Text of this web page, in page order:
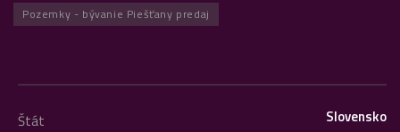
Pozemky - bývanie Piešťany predaj
Štát
Slovensko